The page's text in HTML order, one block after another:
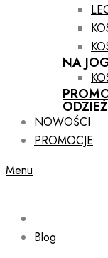
NA
NOWOŚCI
PROMOCJE
Menu
Blog